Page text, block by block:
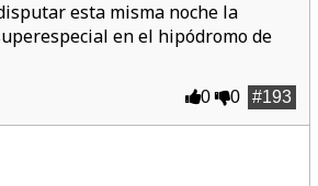
esta misma noche la
en el hipódromo de
#193
0 0